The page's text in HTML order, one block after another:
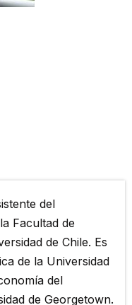
del
Facultad de
de Chile. Es
de la Universidad
del
de Georgetown.